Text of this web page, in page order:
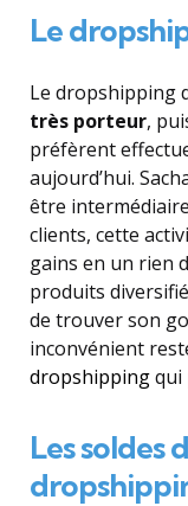
Le
Le dropshipping
très porteur,
préfèrent
aujourd’hui.
être
clients, cette
gains en un rien
produits
de trouver son
inconvénient
dropshippingqui
Les soldes